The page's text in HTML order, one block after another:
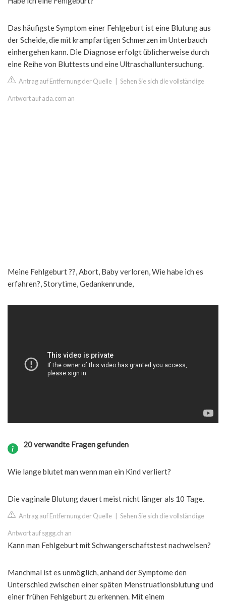
Das häufigste Symptom einer Fehlgeburt ist eine Blutung aus
der Scheide, die mit krampfartigen Schmerzen im Unterbauch
einhergehen kann. Die Diagnose erfolgt üblicherweise durch
eine Reihe von Bluttests und eine Ultraschalluntersuchung.
Antrag auf Entfernung der Quelle Sehen Sie sich die vollständige
Antwort auf ada.com an
Meine Fehlgeburt ??, Abort, Baby verloren, Wie habe ich es
erfahren?, Storytime, Gedankenrunde,
20 verwandte Fragen gefunden
Wie lange blutet man wenn man ein Kind verliert?
Die vaginale Blutung dauert meist nicht länger als 10 Tage.
Antrag auf Entfernung der Quelle Sehen Sie sich die vollständige
Antwort auf sggg.ch an
Kann man Fehlgeburt mit Schwangerschaftstest nachweisen?
Manchmal ist es unmöglich, anhand der Symptome den
Unterschied zwischen einer späten Menstruationsblutung und
einer frühen Fehlgeburt zu erkennen. Mit einem